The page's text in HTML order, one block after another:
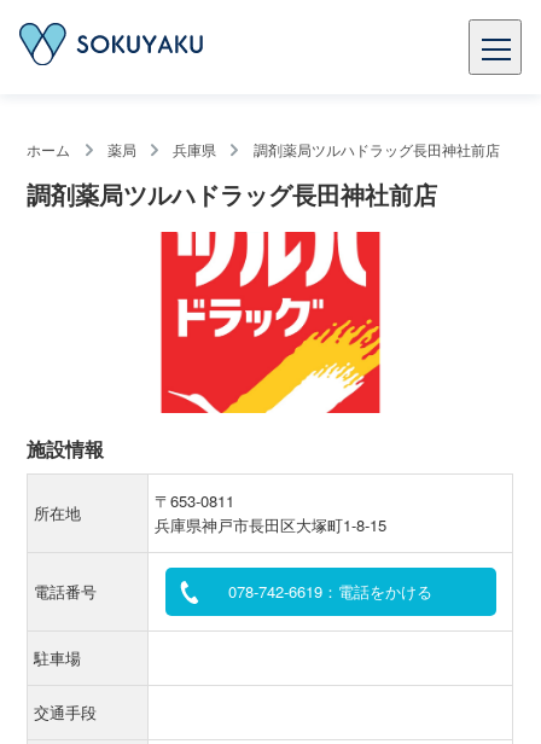
ホーム 薬局 兵庫県 調剤薬局ツルハドラッグ長田神社前店
調剤薬局ツルハドラッグ長田神社前店
施設情報
所在地
〒653-0811
兵庫県神戸市長田区大塚町1-8-15
電話番号 078-742-6619：電話をかける
駐車場
交通手段